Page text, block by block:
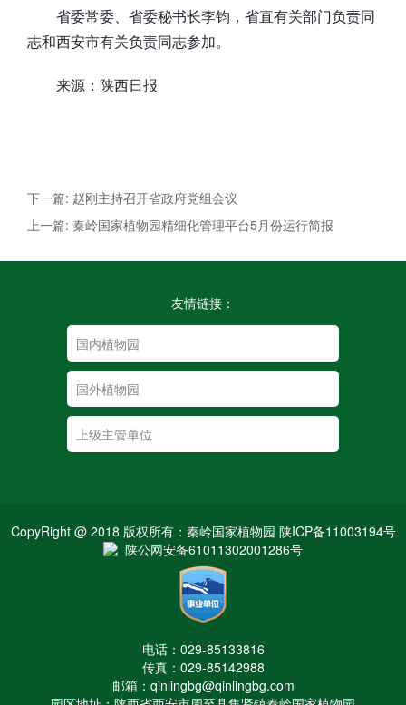
省委常委、省委秘书长李钧，省直有关部门负责同
志和西安市有关负责同志参加。
来源：陕西日报
下一篇: 赵刚主持召开省政府党组会议
上一篇: 秦岭国家植物园精细化管理平台5月份运行简报
友情链接：
CopyRight @ 2018 版权所有：秦岭国家植物园 陕ICP备11003194号
陕公网安备61011302001286号
电话：029-85133816
传真：029-85142988
邮箱：qinlingbg@qinlingbg.com